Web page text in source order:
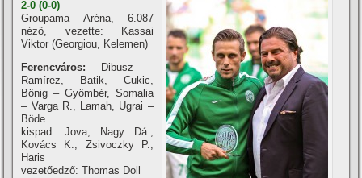
2-0 (0-0)
Groupama Aréna, 6.087
néző, vezette: Kassai
Viktor (Georgiou, Kelemen)
Ferencváros: Dibusz –
Ramí­rez, Batik, Cukic,
Bönig – Gyömbér, Somalia
– Varga R., Lamah, Ugrai –
Böde
kispad: Jova, Nagy Dá.,
Kovács K., Zsivoczky P.,
Haris
vezetőedző: Thomas Doll